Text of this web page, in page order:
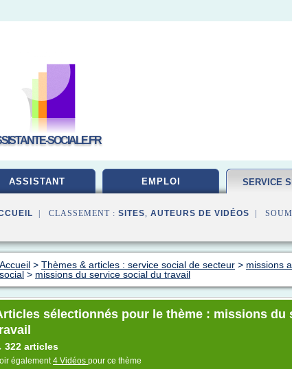
SOCIALE.FR
ASSISTANT EMPLOI SERVICE
| CLASSEMENT : SITES, AUTEURS DE VIDÉOS |
Accueil > Thèmes & articles : service social de secteur > missions
social > missions du service social du travail
sélectionnés pour le thème : missions du
322 articles
également4 Vidéos pour ce thème